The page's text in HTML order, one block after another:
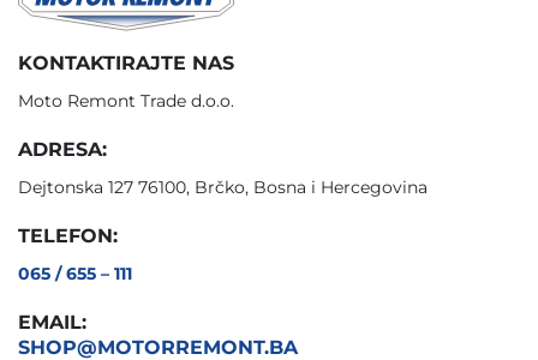
KONTAKTIRAJTE NAS
Moto Remont Trade d.o.o.
ADRESA:
Dejtonska 127 76100, Brčko, Bosna i Hercegovina
TELEFON:
065 / 655 – 111
EMAIL:
SHOP@MOTORREMONT.BA